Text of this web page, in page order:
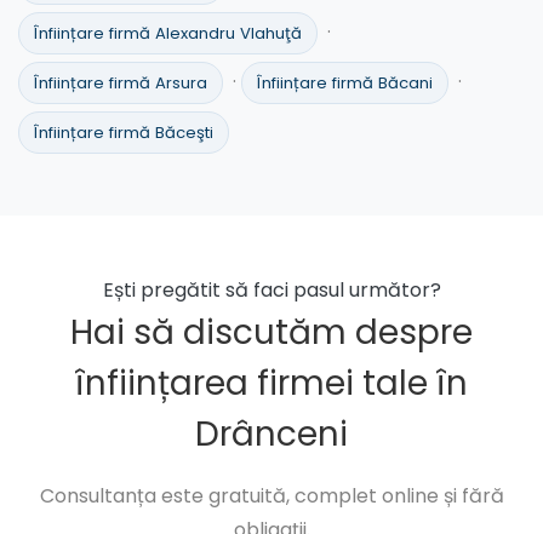
Înființare firmă Alexandru Vlahuţă ·
Înființare firmă Arsura · Înființare firmă Băcani ·
Înființare firmă Băceşti
Ești pregătit să faci pasul următor?
Hai să discutăm despre
înființarea firmei tale în
Drânceni
Consultanța este gratuită, complet online și fără